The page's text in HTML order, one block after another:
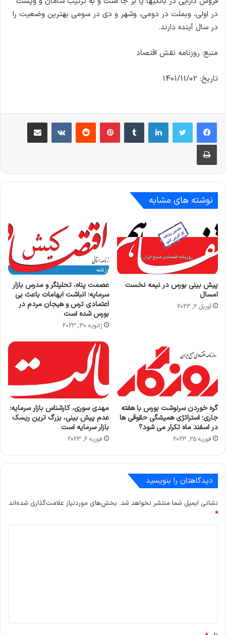
در اولی، وبملت در دومی، وشهر و دی در سومی بهترین وضعیت را
در سال آینده دارند.
منبع: روزنامه نقش اقتصاد
تاریخ: 1401/11/02
لینکدین ‫تامبلر ‫پین‌ترست‫رددیت ‫VKontakteاشتراک گذاری از طریق ایمیل
چاپ
نوشته های مشابه
پیش بینی بورس در نیمه نخست
امسال
آوریل 2, 2023
عصمت پناه، تحلیلگر و مدرس بازار
سرمایه؛ انباشت ابهامات باعث بی
اعتمادی ترس و هیجان مردم در
بورس شده است
ژانویه 30, 2023
گره خوردن سرنوشت بورس با هفته
جاری؛ استراتژی همیشگی حقوقی ها
در اسفند ماه تکرار می شود؟
فوریه 25, 2023
مهدی سوری، کارشناس بازار سرمایه:
عدم پیش بینی، بزرگ ترین ریسک
بازار سرمایه است
فوریه 6, 2023
دیدگاهتان را بنویسید
نشانی ایمیل شما منتشر نخواهد شد. بخش‌های موردنیاز علامت‌گذاری شده‌اند
*
*